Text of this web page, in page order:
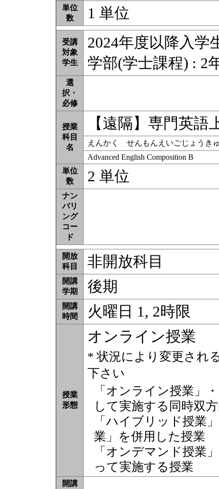
単位
数
1 単位
受講
対象
学生
2024年度以降入学
学部(学士課程) : 2
選
択・
必修
授業
科目
名
【遠隔】専門英語
えんかく せんもんえいごじょう
Advanced English Composition B
単位
数
2 単位
ナン
バリ
ング
コー
ド
開放
科目
非開放科目
開講
学期
後期
開講
時間
火曜日 1, 2時限
授業
形態
オンライン授業
* 状況により変更され
下さい
「オンライン授業」
して実施する同時双
「ハイブリッド授業
業」を併用した授業
「オンデマンド授業
って実施する授業
開講